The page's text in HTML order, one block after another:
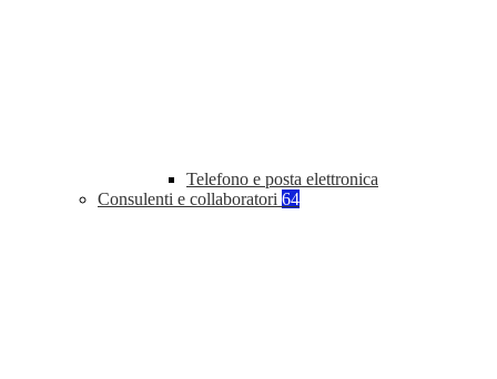
Telefono e posta elettronica
Consulenti e collaboratori 64